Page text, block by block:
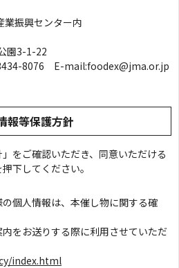
業振興センター内
園3-1-22
8076 E-mail:foodex@jma.or.jp
報等保護方針
をご確認いただき、同意いただける
下してください。
個人情報は、本催し物に関する確
をお送りする際に利用させていただ
index.html